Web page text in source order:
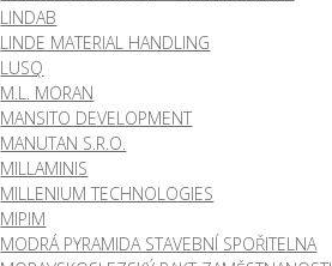
LINDAB
LINDE MATERIAL HANDLING
LUSQ
M.L. MORAN
MANSITO DEVELOPMENT
MANUTAN S.R.O.
MILLAMINIS
MILLENIUM TECHNOLOGIES
MIPIM
MODRÁ PYRAMIDA STAVEBNÍ SPOŘITELNA